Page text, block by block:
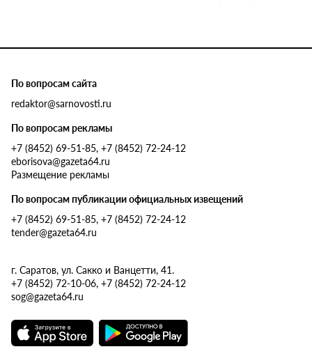
По вопросам сайта
redaktor@sarnovosti.ru
По вопросам рекламы
+7 (8452) 69-51-85, +7 (8452) 72-24-12
eborisova@gazeta64.ru
Размещение рекламы
По вопросам публикации официальных извещений
+7 (8452) 69-51-85, +7 (8452) 72-24-12
tender@gazeta64.ru
г. Саратов, ул. Сакко и Ванцетти, 41.
+7 (8452) 72-10-06, +7 (8452) 72-24-12
sog@gazeta64.ru